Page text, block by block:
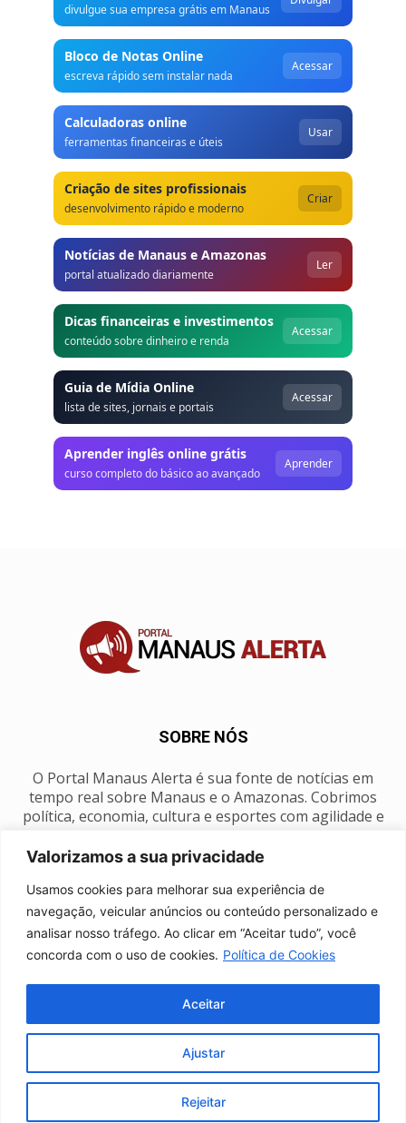
Valorizamos a sua privacidade
Usamos cookies para melhorar sua experiência de
navegação, veicular anúncios ou conteúdo personalizado e
analisar nosso tráfego. Ao clicar em “Aceitar tudo”, você
concorda com o uso de cookies. Política de Cookies
Ajustar
Rejeitar
Aceitar
divulgue sua empresa grátis em Manaus
Bloco de Notas Online
escreva rápido sem instalar nada
Acessar
Calculadoras online
ferramentas financeiras e úteis
Usar
Criação de sites profissionais
desenvolvimento rápido e moderno
Criar
Notícias de Manaus e Amazonas
portal atualizado diariamente
Ler
Dicas financeiras e investimentos
conteúdo sobre dinheiro e renda
Acessar
Guia de Mídia Online
lista de sites, jornais e portais
Acessar
Aprender inglês online grátis
curso completo do básico ao avançado
Aprender
SOBRE NÓS
O Portal Manaus Alerta é sua fonte de notícias em
tempo real sobre Manaus e o Amazonas. Cobrimos
política, economia, cultura e esportes com agilidade e
SIGA-NOS
Fale conosco
Manaus Clima